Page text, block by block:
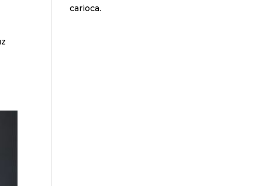
carioca.